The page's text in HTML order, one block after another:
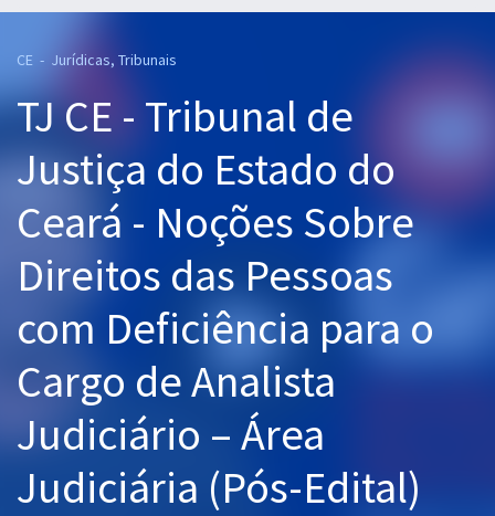
Cursos 20% OFF
Pós
Graduação
OAB
Questões grátis
Conteúdo gratuito
Aprovados
CE - Jurídicas, Tribunais
TJ CE - Tribunal de
Justiça do Estado do
Ceará - Noções Sobre
Direitos das Pessoas
com Deficiência para o
Cargo de Analista
Judiciário – Área
Judiciária (Pós-Edital)